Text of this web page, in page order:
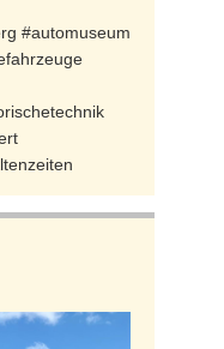
#automuseum